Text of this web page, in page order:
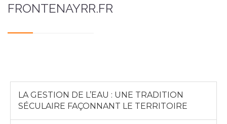
FRONTENAYRR.FR
LA GESTION DE L’EAU : UNE TRADITION
SÉCULAIRE FAÇONNANT LE TERRITOIRE